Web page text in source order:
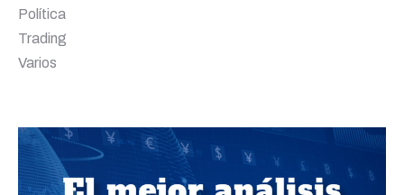
Política
Trading
Varios